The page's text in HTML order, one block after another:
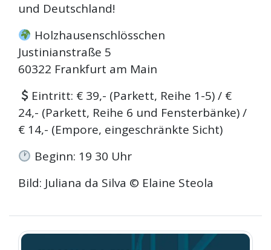
und Deutschland!
Holzhausenschlösschen
Justinianstraße 5
60322 Frankfurt am Main
Eintritt: € 39,- (Parkett, Reihe 1-5) / €
24,- (Parkett, Reihe 6 und Fensterbänke) /
€ 14,- (Empore, eingeschränkte Sicht)
Beginn: 19 30 Uhr
Bild: Juliana da Silva © Elaine Steola